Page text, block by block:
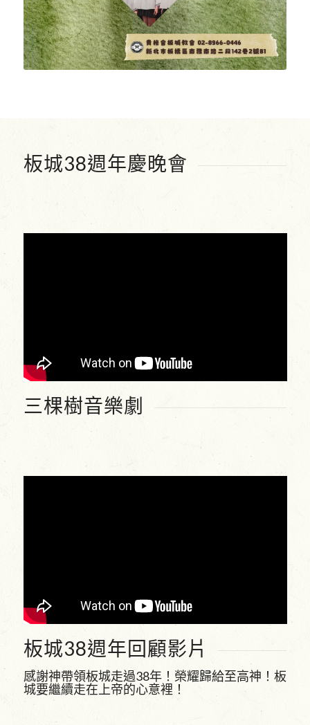
板城38週年慶晚會
三棵樹音樂劇
板城38週年回顧影片
感謝神帶領板城走過38年！榮耀歸給至高神！板
城要繼續走在上帝的心意裡！